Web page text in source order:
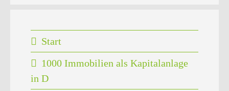
Start
1000 Immobilien als Kapitalanlage
in D